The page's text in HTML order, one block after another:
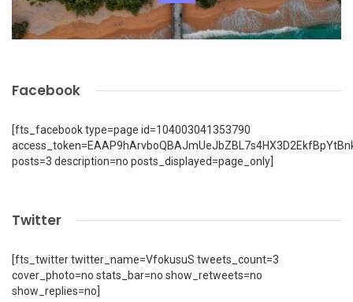
Facebook
[fts_facebook type=page id=104003041353790
posts=3 description=no posts_displayed=page_only]
Twitter
[fts_twitter twitter_name=VfokusuS tweets_count=3
cover_photo=no stats_bar=no show_retweets=no
show_replies=no]